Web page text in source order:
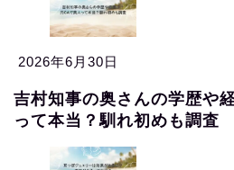
2026年6月30日
吉村知事の奥さんの学歴や
って本当？馴れ初めも調査